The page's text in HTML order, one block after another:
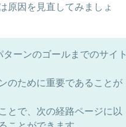
原因を見直してみましょ
ーンのゴールまでのサイト
のために重要であることが
とで、次の経路ページに以